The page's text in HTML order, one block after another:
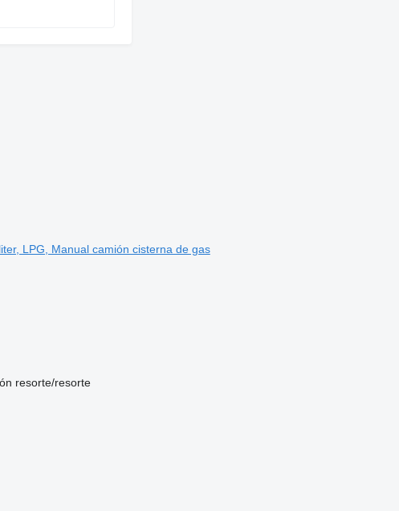
LPG, Manual camión cisterna de gas
resorte/resorte